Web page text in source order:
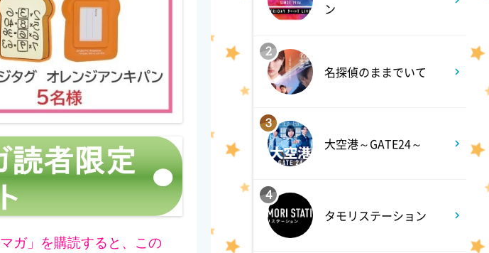
ガ」を購読すると、この
よる 11:15
る。
EIGHT-JAM 【EIGHT-JAM FES
の全貌を公開!コラボパフォー
マンスや舞台裏】
深夜 0:40
ン
2
名探偵のままでいて
3
大空港～GATE24～
4
タモリステーション